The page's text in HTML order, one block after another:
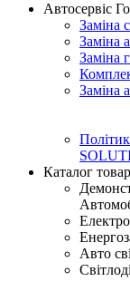
Автосервіс
Заміна
Заміна
Заміна
Заміна
Каталог
Авто